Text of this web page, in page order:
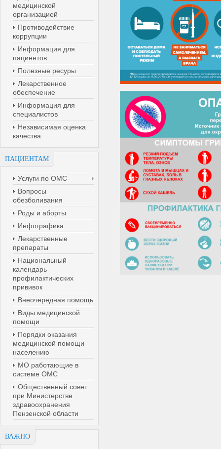
медицинской
организацией
Противодействие
коррупции
Информация для
пациентов
Полезные ресуры
Лекарственное
обеспечение
Информация для
специалистов
Независимая оценка
качества
ПАЦИЕНТАМ
Услуги по ОМС
Вопросы
обезболивания
Роды и аборты
Инфографика
Лекарственные
препараты
Национальный
календарь
профилактических
прививок
Внеочередная помощь
Виды медицинской
помощи
Порядки оказания
медицинской помощи
населению
МО работающие в
системе ОМС
Общественный совет
при Министерстве
здравоохранения
Пензенской области
ВАЖНО